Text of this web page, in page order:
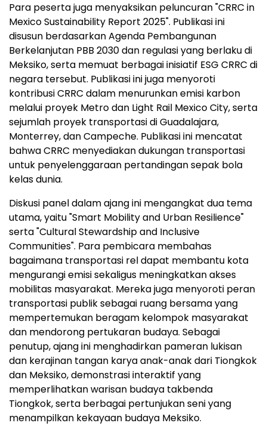
Para peserta juga menyaksikan peluncuran "CRRC in
Mexico Sustainability Report 2025". Publikasi ini
disusun berdasarkan Agenda Pembangunan
Berkelanjutan PBB 2030 dan regulasi yang berlaku di
Meksiko, serta memuat berbagai inisiatif ESG CRRC di
negara tersebut. Publikasi ini juga menyoroti
kontribusi CRRC dalam menurunkan emisi karbon
melalui proyek Metro dan Light Rail Mexico City, serta
sejumlah proyek transportasi di Guadalajara,
Monterrey, dan Campeche. Publikasi ini mencatat
bahwa CRRC menyediakan dukungan transportasi
untuk penyelenggaraan pertandingan sepak bola
kelas dunia.
Diskusi panel dalam ajang ini mengangkat dua tema
utama, yaitu "Smart Mobility and Urban Resilience"
serta "Cultural Stewardship and Inclusive
Communities". Para pembicara membahas
bagaimana transportasi rel dapat membantu kota
mengurangi emisi sekaligus meningkatkan akses
mobilitas masyarakat. Mereka juga menyoroti peran
transportasi publik sebagai ruang bersama yang
mempertemukan beragam kelompok masyarakat
dan mendorong pertukaran budaya. Sebagai
penutup, ajang ini menghadirkan pameran lukisan
dan kerajinan tangan karya anak-anak dari Tiongkok
dan Meksiko, demonstrasi interaktif yang
memperlihatkan warisan budaya takbenda
Tiongkok, serta berbagai pertunjukan seni yang
menampilkan kekayaan budaya Meksiko.